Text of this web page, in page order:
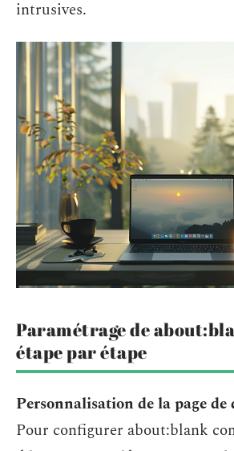
intrusives.
Paramétrage de
étape par étape
Personnalisation de la page de
Pour configurer about:blank